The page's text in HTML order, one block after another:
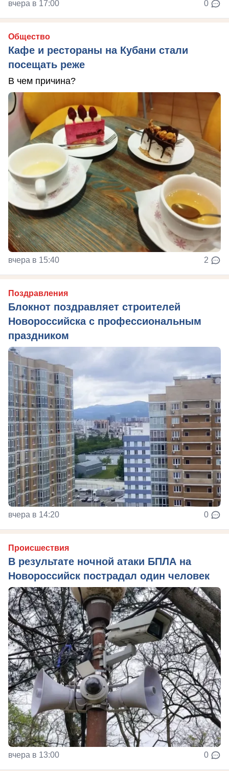
вчера в 17:00 0
Общество
Кафе и рестораны на Кубани стали
посещать реже
В чем причина?
вчера в 15:40 2
Поздравления
Блокнот поздравляет строителей
Новороссийска с профессиональным
праздником
вчера в 14:20 0
Происшествия
В результате ночной атаки БПЛА на
Новороссийск пострадал один человек
вчера в 13:00 0